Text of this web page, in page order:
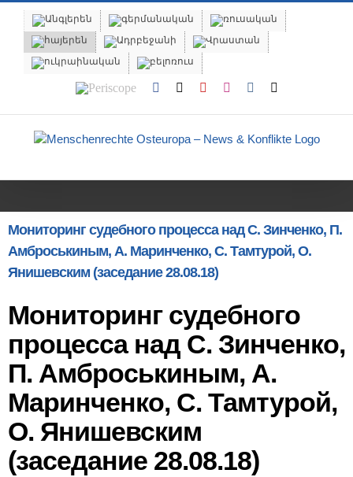
content
Periscope Facebook YouTubeInstagram
Мониторинг судебного процесса над С. Зинченко, П.
Амброськиным, А. Маринченко, С. Тамтурой, О.
Янишевским (заседание 28.08.18)
Мониторинг судебного
процесса над С. Зинченко,
П. Амброськиным, А.
Маринченко, С. Тамтурой,
О. Янишевским
(заседание 28.08.18)